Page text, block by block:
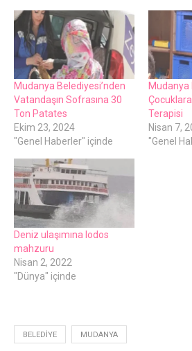
Mudanya Belediyesi’nden
Vatandaşın Sofrasına 30
Ton Patates
Ekim 23, 2024
"Genel Haberler" içinde
Mudanya
Terapisi
Nisan 7,
"Genel
Deniz ulaşımına lodos
mahzuru
Nisan 2, 2022
"Dünya" içinde
BELEDIYE MUDANYA